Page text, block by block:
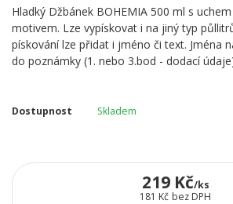
Hladký Džbánek BOHEMIA 500 ml s
motivem. Lze vypískovat i na jiný typ
pískování lze přidat i jméno či text. Jména
do poznámky (1. nebo 3.bod - dodací
Dostupnost Skladem
219 Kč/ks
181 Kč bez DPH